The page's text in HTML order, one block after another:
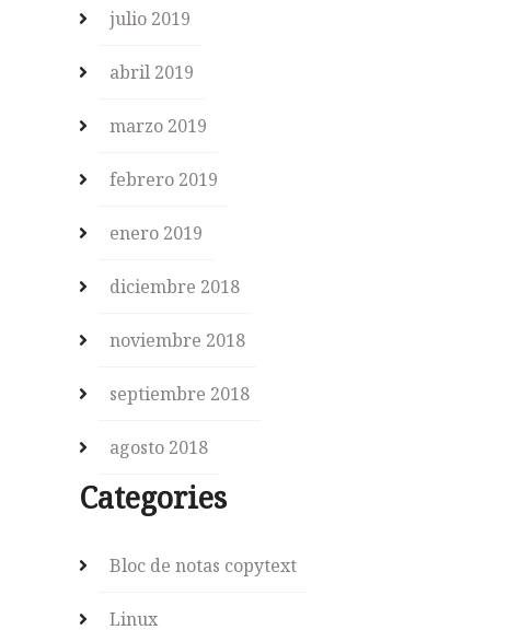
julio 2019
abril 2019
marzo 2019
febrero 2019
enero 2019
diciembre 2018
noviembre 2018
septiembre 2018
agosto 2018
Categories
Bloc de notas copytext
Linux